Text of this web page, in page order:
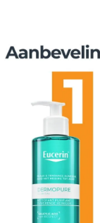
- Aide à
peauinduit par
Contient en
soutenir le
de la peau.
2. Technologie
séborégulatrice
lipides pour un
3. Booster de
Vitamines C, E
se défendre